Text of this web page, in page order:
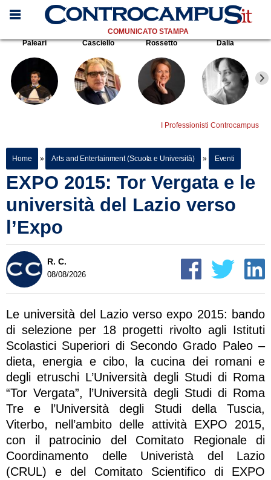
COMUNICATO STAMPA
Paleari
Casciello Rossetto Dalia
I Professionisti Controcampus
Home » Arts and Entertainment (Scuola e Università) » Eventi
EXPO 2015: Tor Vergata e le
università del Lazio verso
l’Expo
R. C.
08/08/2026
Le università del Lazio verso expo 2015: bando
di selezione per 18 progetti rivolto agli Istituti
Scolastici Superiori di Secondo Grado Paleo –
dieta, energia e cibo, la cucina dei romani e
degli etruschi L’Università degli Studi di Roma
“Tor Vergata”, l’Università degli Studi di Roma
Tre e l’Università degli Studi della Tuscia,
Viterbo, nell’ambito delle attività EXPO 2015,
con il patrocinio del Comitato Regionale di
Coordinamento delle Univeristà del Lazio
(CRUL) e del Comitato Scientifico di EXPO